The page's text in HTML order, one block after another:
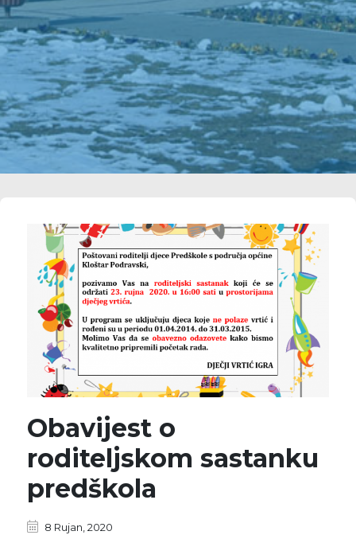
Obavijest o
roditeljskom sastanku
predškola
8 Rujan, 2020